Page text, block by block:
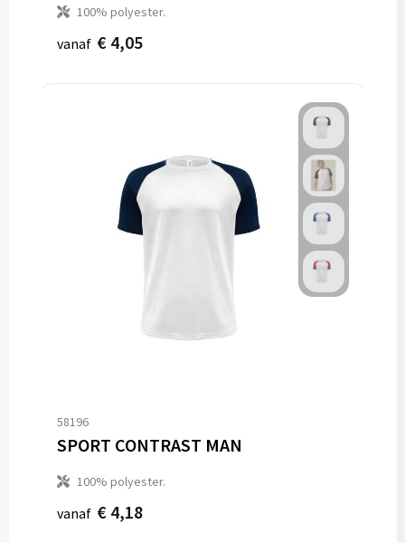
100% polyester.
vanaf € 4,05
58196
SPORT CONTRAST MAN
100% polyester.
vanaf € 4,18